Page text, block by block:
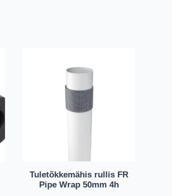
Tuletõkkemähis rullis FR
Pipe Wrap 50mm 4h